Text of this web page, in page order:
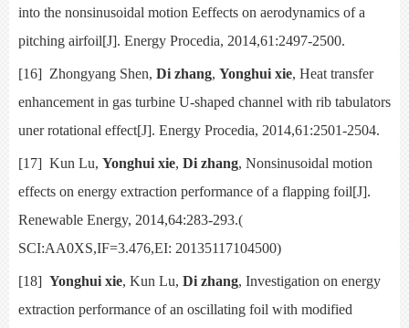
into the nonsinusoidal motion Eeffects on aerodynamics of a
pitching airfoil[J]. Energy Procedia, 2014,61:2497-2500.
[16] Zhongyang Shen, Di zhang, Yonghui xie, Heat transfer
enhancement in gas turbine U-shaped channel with rib tabulators
uner rotational effect[J]. Energy Procedia, 2014,61:2501-2504.
[17] Kun Lu, Yonghui xie, Di zhang, Nonsinusoidal motion
effects on energy extraction performance of a flapping foil[J].
Renewable Energy, 2014,64:283-293.(
SCI:AA0XS,IF=3.476,EI: 20135117104500)
[18] Yonghui xie, Kun Lu, Di zhang, Investigation on energy
extraction performance of an oscillating foil with modified